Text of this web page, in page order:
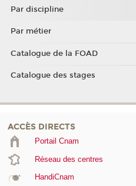
Par discipline
Par métier
Catalogue de la FOAD
Catalogue des stages
ACCÈS DIRECTS
Portail Cnam
Réseau des centres
HandiCnam